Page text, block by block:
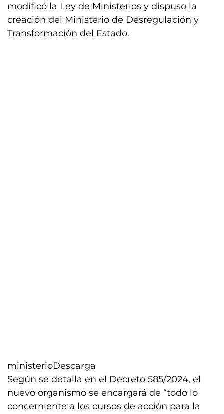
modificó la Ley de Ministerios y dispuso la
creación del Ministerio de Desregulación y
Transformación del Estado.
ministerioDescarga
Según se detalla en el Decreto 585/2024, el
nuevo organismo se encargará de “todo lo
concerniente a los cursos de acción para la